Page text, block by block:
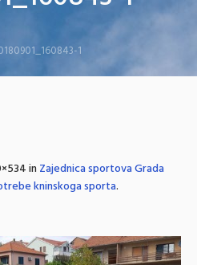
1
inZajednica sportova Grada
kninskoga sporta.